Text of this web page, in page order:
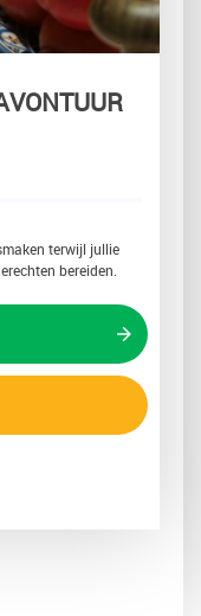
terwijl jullie
bereiden.